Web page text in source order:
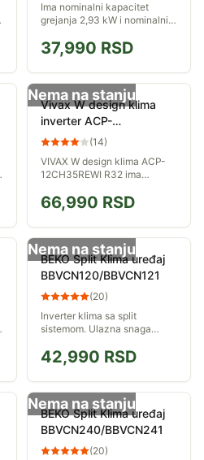
Ima nominalni kapacitet
grejanja 2,93 kW i nominalni
37,990 RSD
Nema na stanju
Vivax W design klima
inverter ACP-
12CH35REWI R32
(14)
VIVAX W design klima ACP-
12CH35REWI R32 ima
4.2 kW, a hlađenja 3.5 kW.
Ovaj model ima posebnu 3D
inverter tehnologiju...
66,990 RSD
Nema na stanju
BEKO Split Klima uređaj
BBVCN120/BBVCN121
(20)
Inverter klima sa split
sistemom. Ulazna snaga
1025 W. Energetske klase
A++, A+. Radni opseg: -15°C
do 50°C.
42,990 RSD
Nema na stanju
BEKO Split Klima uređaj
BBVCN240/BBVCN241
(20)